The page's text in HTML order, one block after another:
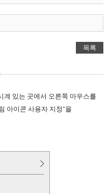
목록
계 있는 곳에서 오른쪽 마우스를
아이콘 사용자 지정"을